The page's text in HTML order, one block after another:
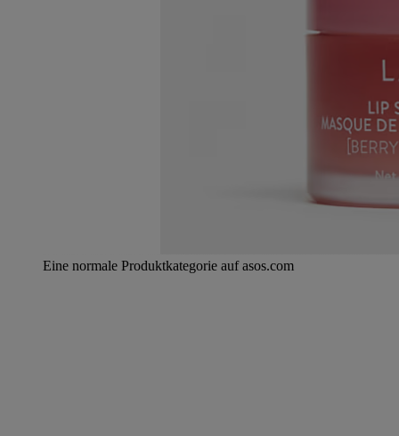
Eine normale Produktkategorie auf asos.com